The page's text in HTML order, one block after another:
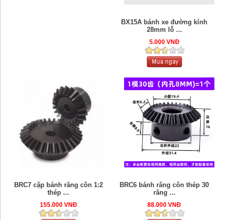
BX15A bánh xe đường kính
28mm lỗ ...
5.000 VNĐ
BRC7 cặp bánh răng côn 1:2
thép ...
155.000 VNĐ
BRC6 bánh răng côn thép 30
răng ...
88.000 VNĐ